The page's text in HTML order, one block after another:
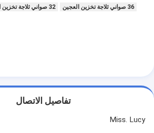
36 صواني ثلاجة تخزين العجين
32 صواني ثلاجة تخزين العجين
تفاصيل الاتصال
Miss. Lucy